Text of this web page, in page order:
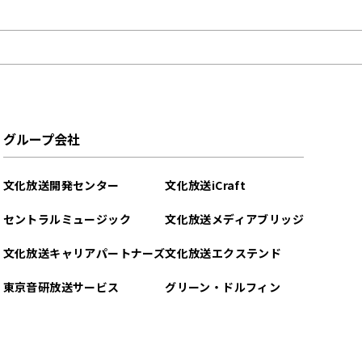
グループ会社
文化放送開発センター
セントラルミュージック
文化放送キャリアパートナーズ
東京音研放送サービス
文化放送iCraft
文化放送メディアブリッジ
文化放送エクステンド
グリーン・ドルフィン